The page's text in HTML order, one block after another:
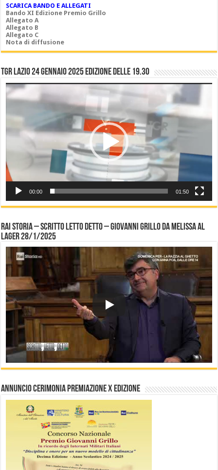
SCARICA BANDO E ALLEGATI
Bando XI Edizione Premio Grillo
Allegato A
Allegato B
Allegato C
Nota di diffusione
TGR LAZIO 24 gennaio 2025 edizione delle 19.30
Video
Player
00:00 01:50
Rai Storia – Scritto letto detto – Giovanni Grillo da Melissa al
Lager 28/1/2025
Annuncio Cerimonia Premiazione X Edizione